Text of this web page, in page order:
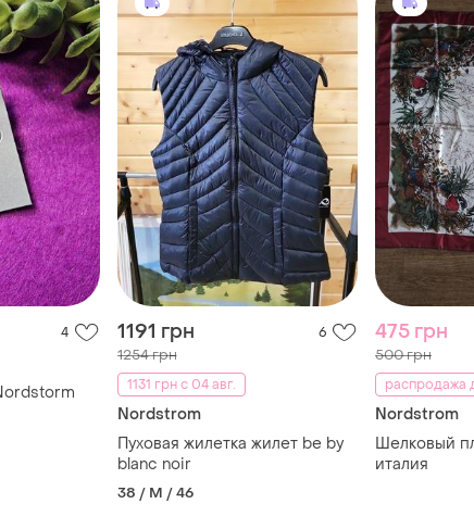
4 1191 грн 6
1254 грн
1131 грн с 04 авг.
Nordstrom
Пуховая жилетка жилет be by
blanc noir
38 / M / 46
475 грн
500 грн
распродажа
Nordstrom
Шелковый
италия